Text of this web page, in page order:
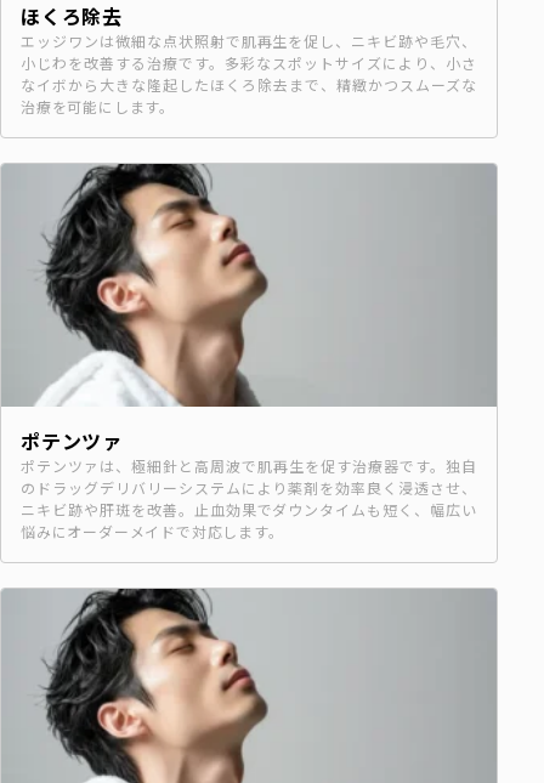
ほくろ除去
エッジワンは微細な点状照射で肌再生を促し、ニキビ跡や毛穴、
小じわを改善する治療です。多彩なスポットサイズにより、小さ
なイボから大きな隆起したほくろ除去まで、精緻かつスムーズな
治療を可能にします。
ポテンツァ
ポテンツァは、極細針と高周波で肌再生を促す治療器です。独自
のドラッグデリバリーシステムにより薬剤を効率良く浸透させ、
ニキビ跡や肝斑を改善。止血効果でダウンタイムも短く、幅広い
悩みにオーダーメイドで対応します。